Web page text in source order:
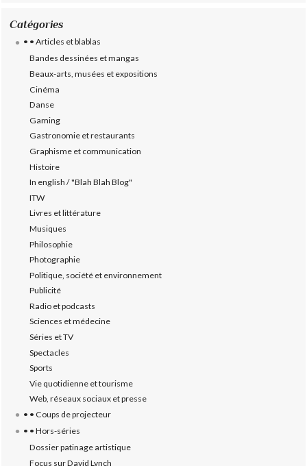
Catégories
• • Articles et blablas
Bandes dessinées et mangas
Beaux-arts, musées et expositions
Cinéma
Danse
Gaming
Gastronomie et restaurants
Graphisme et communication
Histoire
In english / "Blah Blah Blog"
ITW
Livres et littérature
Musiques
Philosophie
Photographie
Politique, société et environnement
Publicité
Radio et podcasts
Sciences et médecine
Séries et TV
Spectacles
Sports
Vie quotidienne et tourisme
Web, réseaux sociaux et presse
• • Coups de projecteur
• • Hors-séries
Dossier patinage artistique
Focus sur David Lynch